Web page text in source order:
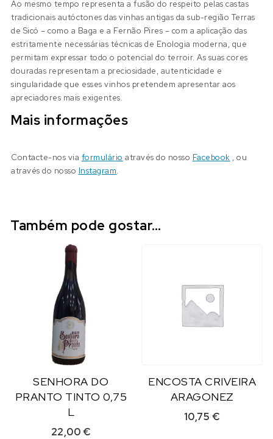
Ao mesmo tempo representa a fusão do respeito pelas castas
tradicionais autóctones das vinhas antigas da sub-região Terras
de Sicó – como a Baga e a Fernão Pires – com a aplicação das
estritamente necessárias técnicas de Enologia moderna, que
permitam expressar todo o potencial do terroir. As suas cores
douradas representam a preciosidade, autenticidade e
singularidade que esses vinhos pretendem apresentar aos
apreciadores mais exigentes.
Mais informações
Contacte-nos via formulário através do nosso Facebook , ou
através do nosso Instagram.
Também pode gostar…
SENHORA DO
PRANTO TINTO 0,75
L
22,00€
ENCOSTA CRIVEIRA
ARAGONEZ
10,75 €